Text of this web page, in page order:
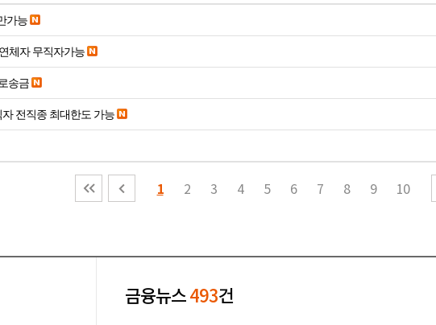
가능
체자 무직자가능
송금
전직종 최대한도 가능
1 2 3 4 5 6 7 8 9 10
금융뉴스493건